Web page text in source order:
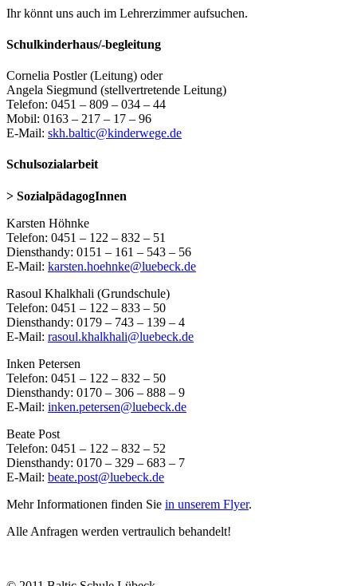
Ihr könnt uns auch im Lehrerzimmer aufsuchen.
Schulkinderhaus/-begleitung
Cornelia Postler (Leitung) oder
Angela Siegmund (stellvertretende Leitung)
Telefon: 0451 – 809 – 034 – 44
Mobil: 0163 – 217 – 17 – 96
E-Mail: skh.baltic@kinderwege.de
Schulsozialarbeit
> SozialpädagogInnen
Karsten Höhnke
Telefon: 0451 – 122 – 832 – 51
Diensthandy: 0151 – 161 – 543 – 56
E-Mail: karsten.hoehnke@luebeck.de
Rasoul Khalkhali (Grundschule)
Telefon: 0451 – 122 – 833 – 50
Diensthandy: 0179 – 743 – 139 – 4
E-Mail: rasoul.khalkhali@luebeck.de
Inken Petersen
Telefon: 0451 – 122 – 832 – 50
Diensthandy: 0170 – 306 – 888 – 9
E-Mail: inken.petersen@luebeck.de
Beate Post
Telefon: 0451 – 122 – 832 – 52
Diensthandy: 0170 – 329 – 683 – 7
E-Mail: beate.post@luebeck.de
Mehr Informationen finden Sie in unserem Flyer.
Alle Anfragen werden vertraulich behandelt!